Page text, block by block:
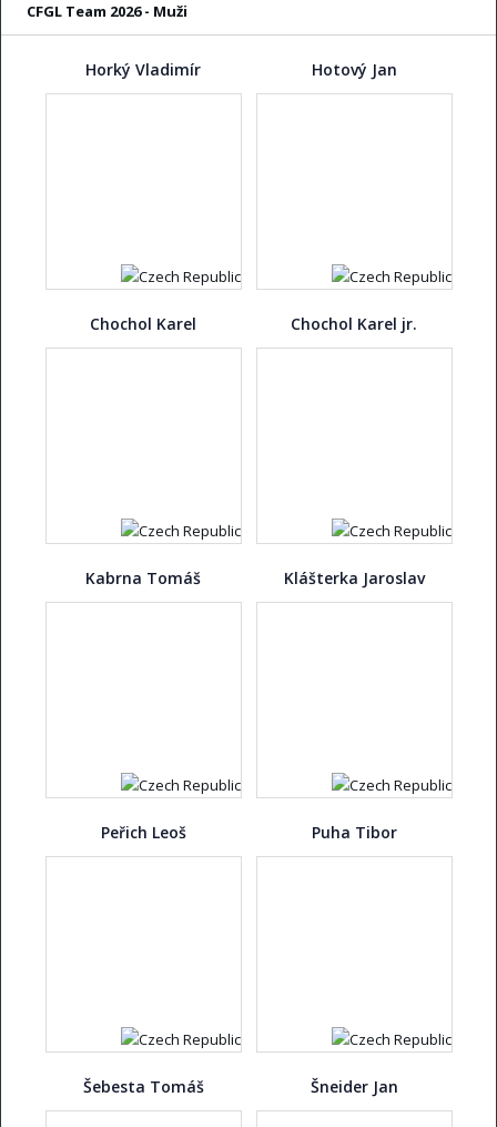
CFGL Team 2026 - Muži
Horký Vladimír Hotový Jan
Chochol Karel Chochol Karel jr.
Kabrna Tomáš Klášterka Jaroslav
Peřich Leoš Puha Tibor
Šebesta Tomáš Šneider Jan